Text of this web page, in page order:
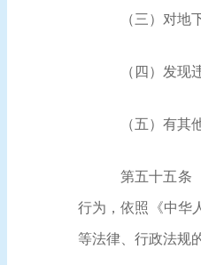
（三）对
（四）发
（五）有
第五十五条
行为，依照《中华
等法律、行政法规